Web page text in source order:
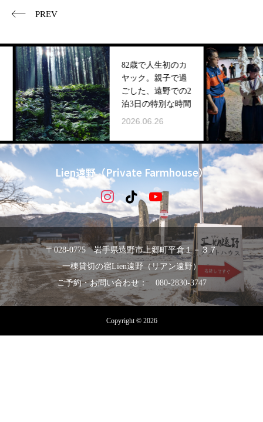
PREV
82歳で人生初のカ
ヤック。親子で過
ごした、遠野での2
泊3日の特別な時間
2026.06.26
Lien遠野（Private Farmhouse）
〒028-0775 岩手県遠野市上郷町平倉１－３７
一棟貸切の宿Lien遠野（リアン遠野）
ご予約・お問い合わせ： 080-2830-3747
Copyright © 2026